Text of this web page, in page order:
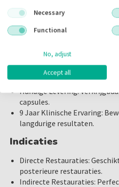
duurzame en esthetische
universele restauratiemateriaal.
volume), wat zorgt voor een
duurzaamheid.
Radiopaak: Gemakkelijk te
voor nauwkeurige diagnose.
mm lagen in combinatie met
uithardingslamp. Kleuren
uitgehard in 2,0 mm lagen
Handige Levering:
capsules.
9 Jaar Klinische Ervaring:
langdurige resultaten.
Indicaties
Directe Restauraties:
posterieure restauraties.
Indirecte Restauraties:
Necessary
Functional
No, adjust
Accept all